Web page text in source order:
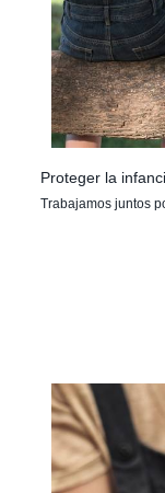
Proteger la
Trabajamos juntos